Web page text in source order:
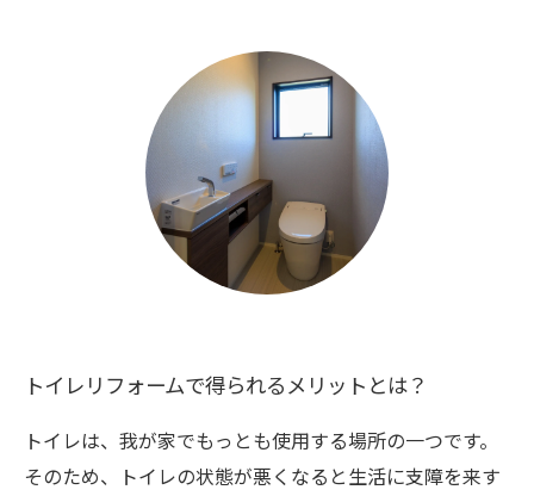
トイレリフォームで得られるメリットとは？
トイレは、我が家でもっとも使用する場所の一つです。
そのため、トイレの状態が悪くなると生活に支障を来す